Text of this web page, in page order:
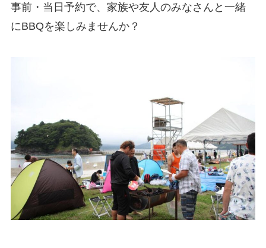
事前・当日予約で、家族や友人のみなさんと一緒
にBBQを楽しみませんか？